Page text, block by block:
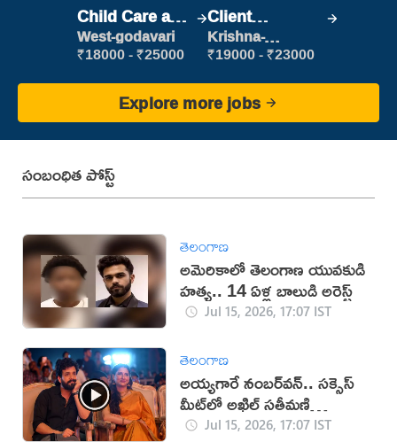
Child Care and
Patient care
West-godavari
₹18000 - ₹25000
Client
Relationship
Executive
Krishna-
vijayawada
₹19000 - ₹23000
Explore more jobs
సంబంధిత పోస్ట్
తెలంగాణ
అమెరికాలో తెలంగాణ యువకుడి
హత్య.. 14 ఏళ్ల బాలుడి అరెస్ట్
Jul 15, 2026, 17:07 IST
తెలంగాణ
అయ్యగారే నంబర్‌వన్.. సక్సెస్‌
మీట్‌లో అఖిల్ సతీమణి
(వీడియో)
Jul 15, 2026, 17:07 IST